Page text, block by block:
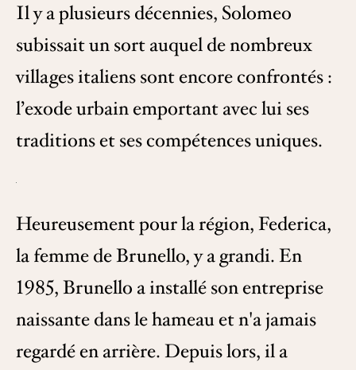
Il y a plusieurs décennies, Solomeo
subissait un sort auquel de nombreux
villages italiens sont encore confrontés :
l’exode urbain emportant avec lui ses
traditions et ses compétences uniques.
Heureusement pour la région, Federica,
la femme de Brunello, y a grandi. En
1985, Brunello a installé son entreprise
naissante dans le hameau et n'a jamais
regardé en arrière. Depuis lors, il a